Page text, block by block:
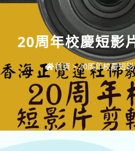
20周年校慶短影
首頁 >20周年校慶短